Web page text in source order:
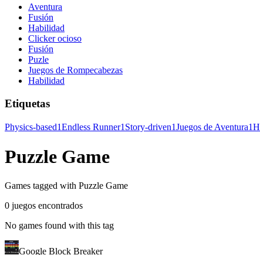
Aventura
Fusión
Habilidad
Clicker ocioso
Fusión
Puzle
Juegos de Rompecabezas
Habilidad
Etiquetas
Physics-based1Endless Runner1 Story-driven1Juegos de Aventura1
Puzzle Game
Games tagged with Puzzle Game
0 juegos encontrados
No games found with this tag
Google Block Breaker